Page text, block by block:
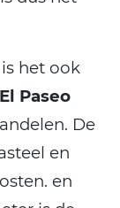
het ook
El Paseo
De
en
en